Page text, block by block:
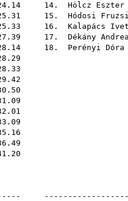
14. Hölcz Eszter
15. Hódosi
16. Kalapács
17. Dékány Andrea
18. Perényi Dóra